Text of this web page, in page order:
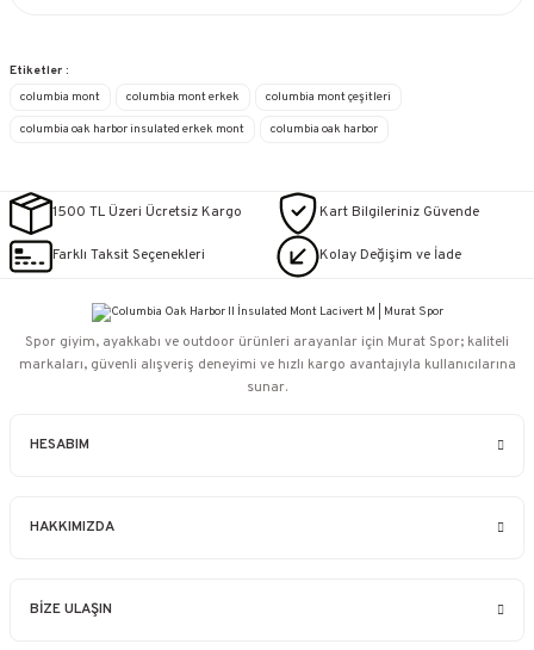
Etiketler :
columbia mont
columbia mont erkek columbia mont çeşitleri
columbia oak harbor insulated erkek mont columbia oak harbor
1500 TL Üzeri Ücretsiz Kargo Kart Bilgileriniz Güvende
Farklı Taksit Seçenekleri Kolay Değişim ve İade
HESABIM
HAKKIMIZDA
BİZE ULAŞIN
Spor giyim, ayakkabı ve outdoor ürünleri arayanlar için Murat Spor; kaliteli
markaları, güvenli alışveriş deneyimi ve hızlı kargo avantajıyla kullanıcılarına
sunar.